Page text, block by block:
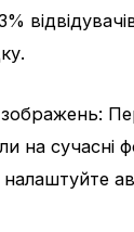
на сучасні
налаштуйте